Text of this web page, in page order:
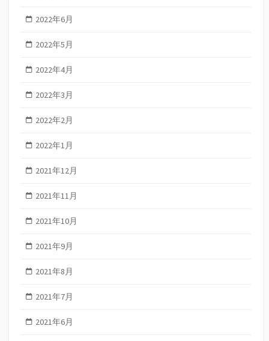
2022年6月
2022年5月
2022年4月
2022年3月
2022年2月
2022年1月
2021年12月
2021年11月
2021年10月
2021年9月
2021年8月
2021年7月
2021年6月